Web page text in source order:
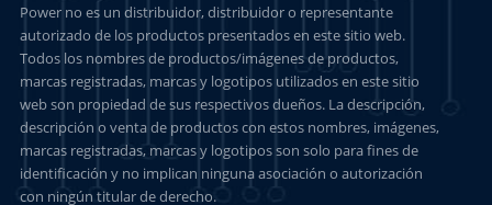
Power no es un distribuidor, distribuidor o representante
autorizado de los productos presentados en este sitio web.
Todos los nombres de productos/imágenes de productos,
marcas registradas, marcas y logotipos utilizados en este sitio
web son propiedad de sus respectivos dueños. La descripción,
descripción o venta de productos con estos nombres, imágenes,
marcas registradas, marcas y logotipos son solo para fines de
identificación y no implican ninguna asociación o autorización
con ningún titular de derecho.